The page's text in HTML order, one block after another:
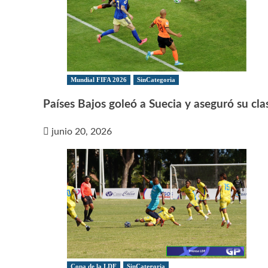
Mundial FIFA 2026 SinCategoria
Países Bajos goleó a Suecia y aseguró su
junio 20, 2026
Copa de la LDF SinCategoria